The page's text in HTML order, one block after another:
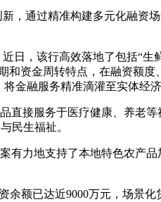
通过精准构建多元化融资
该行高效落地了包括“生鲜
和资金周转特点，在融资额
金融服务精准滴灌至实体经济
接服务于医疗健康、养老
民生福祉。
力地支持了本地特色农产
额已达近9000万元，场景化